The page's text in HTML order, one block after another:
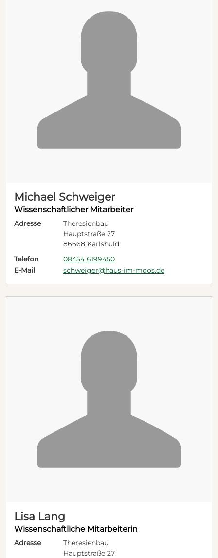
Michael Schweiger
Wissenschaftlicher Mitarbeiter
Adresse
Theresienbau
Hauptstraße 27
86668 Karlshuld
Telefon
08454 6199450
E-Mail
schweiger@haus-im-moos.de
Lisa Lang
Wissenschaftliche Mitarbeiterin
Adresse
Theresienbau
Hauptstraße 27